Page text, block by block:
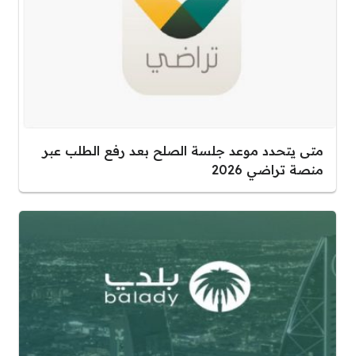
متى يتحدد موعد جلسة الصلح بعد رفع الطلب عبر
منصة تراضي 2026